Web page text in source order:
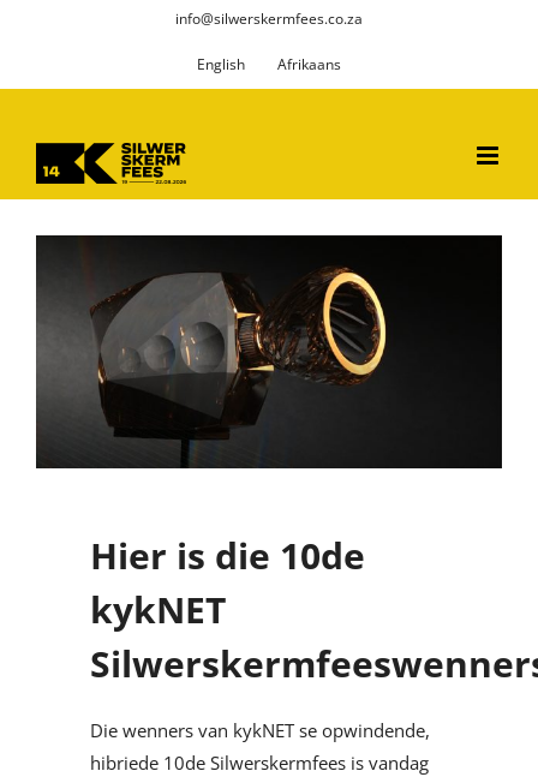
info@silwerskermfees.co.za
English Afrikaans
Hier is die 10de
kykNET
Die wenners van kykNET se opwindende,
hibriede 10de Silwerskermfees is vandag